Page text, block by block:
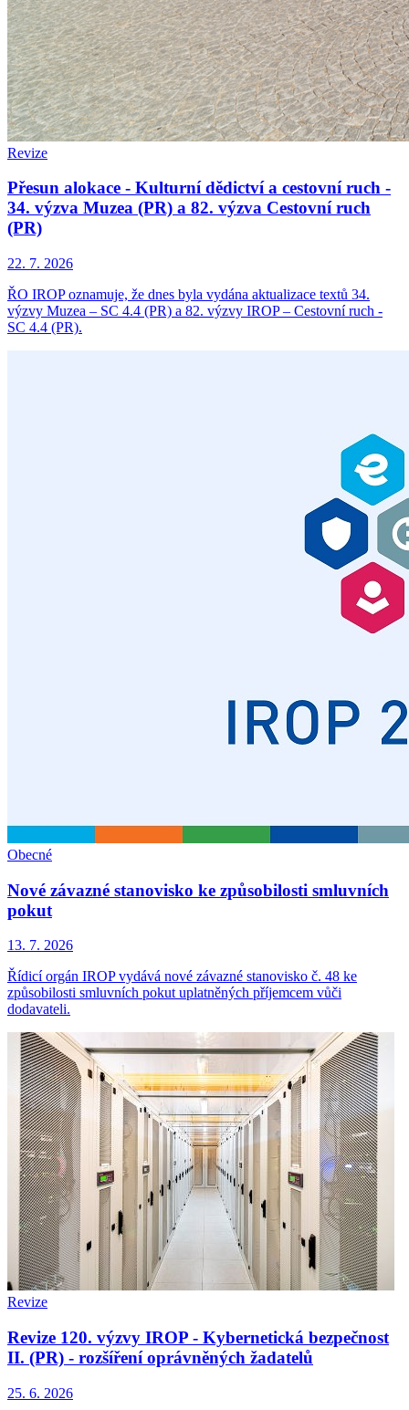
Revize
Přesun alokace - Kulturní dědictví a cestovní ruch -
34. výzva Muzea (PR) a 82. výzva Cestovní ruch
(PR)
22. 7. 2026
ŘO IROP oznamuje, že dnes byla vydána aktualizace textů 34.
výzvy Muzea – SC 4.4 (PR) a 82. výzvy IROP – Cestovní ruch -
SC 4.4 (PR).
Obecné
Nové závazné stanovisko ke způsobilosti smluvních
pokut
13. 7. 2026
Řídicí orgán IROP vydává nové závazné stanovisko č. 48 ke
způsobilosti smluvních pokut uplatněných příjemcem vůči
dodavateli.
Revize
Revize 120. výzvy IROP - Kybernetická bezpečnost
II. (PR) - rozšíření oprávněných žadatelů
25. 6. 2026